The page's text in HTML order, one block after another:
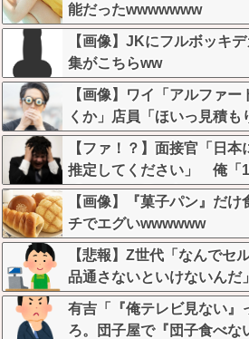
能だったwwwwwww
【画像】JKにフルボッキ
集がこちらww
【画像】ワイ「アルファ
くか」店員「ほいっ見積
かしくね？」←お前らもそ
【ファ！？】面接官「日
推定してください」 俺「
「どういう風に考えまし
した」→この後『こう』な
いかない！！！！！
【画像】『菓子パン』だ
チでエグいwwwwww
【悲報】Z世代「なんでセ
品通さないといけないんだ」
有吉「『俺テレビ見ない』
ろ。団子屋で『団子食べな